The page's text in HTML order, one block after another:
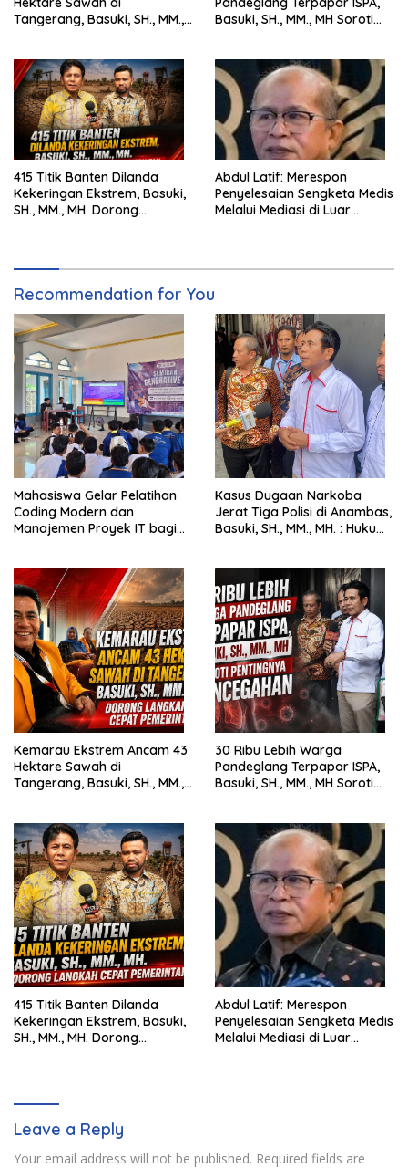
Tangerang, Basuki, SH., MM.,
Basuki, SH., MM., MH Soroti
415 Titik Banten Dilanda
Kekeringan Ekstrem, Basuki,
SH., MM., MH. Dorong
Abdul Latif: Merespon
Penyelesaian Sengketa Medis
Melalui Mediasi di Luar
Recommendation for You
Mahasiswa Gelar Pelatihan
Coding Modern dan
Manajemen Proyek IT bagi
Kasus Dugaan Narkoba
Jerat Tiga Polisi di Anambas,
Basuki, SH., MM., MH. : Hukum
Kemarau Ekstrem Ancam 43
Hektare Sawah di
Tangerang, Basuki, SH., MM.,
30 Ribu Lebih Warga
Pandeglang Terpapar ISPA,
Basuki, SH., MM., MH Soroti
415 Titik Banten Dilanda
Kekeringan Ekstrem, Basuki,
SH., MM., MH. Dorong
Abdul Latif: Merespon
Penyelesaian Sengketa Medis
Melalui Mediasi di Luar
Leave a Reply
Your email address will not be published. Required fields are